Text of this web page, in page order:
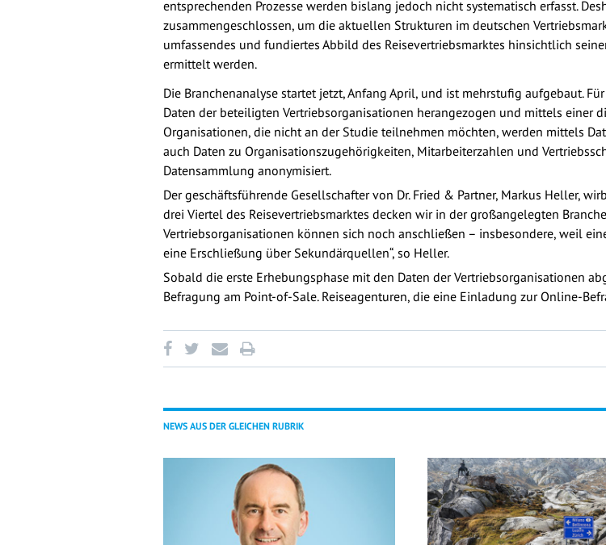
entsprechenden Prozesse werden bislang jedoch nicht systematisch erfasst.
zusammengeschlossen, um die aktuellen Strukturen im deutschen
umfassendes und fundiertes Abbild des Reisevertriebsmarktes hinsichtlich
ermittelt werden.
Die Branchenanalyse startet jetzt, Anfang April, und ist mehrstufig aufgebaut.
Daten der beteiligten Vertriebsorganisationen herangezogen und mittels einer
Organisationen, die nicht an der Studie teilnehmen möchten, werden mittels
auch Daten zu Organisationszugehörigkeiten, Mitarbeiterzahlen und
Datensammlung anonymisiert.
Der geschäftsführende Gesellschafter von Dr. Fried & Partner, Markus Heller,
drei Viertel des Reisevertriebsmarktes decken wir in der großangelegten
Vertriebsorganisationen können sich noch anschließen – insbesondere, weil
eine Erschließung über Sekundärquellen“, so Heller.
Sobald die erste Erhebungsphase mit den Daten der Vertriebsorganisationen
Befragung am Point-of-Sale. Reiseagenturen, die eine Einladung zur Online-
NEWS AUS DER GLEICHEN RUBRIK